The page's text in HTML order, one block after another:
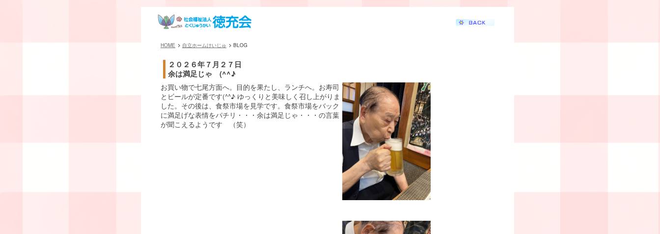
HOME 自立ホームけいじゅ BLOG
２０２６年７月２７日
余は満足じゃ (^^♪
お買い物で七尾方面へ。目的を果たし、ランチへ。お寿司
とビールが定番です(^^♪ ゆっくりと美味しく召し上がりま
した。その後は、食祭市場を見学です。食祭市場をバック
に満足げな表情をパチリ・・・余は満足じゃ・・・の言葉
が聞こえるようです （笑）